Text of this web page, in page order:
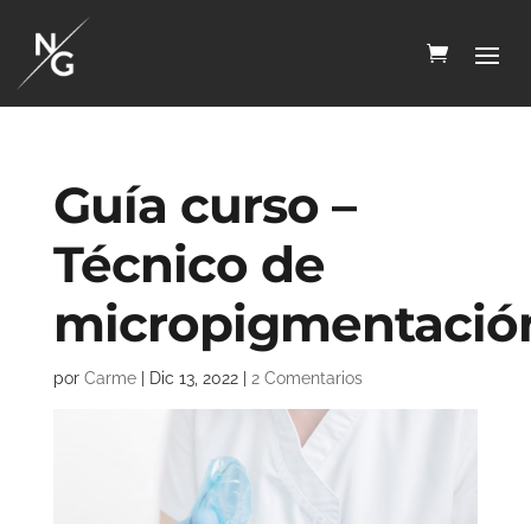
Guía curso –
Técnico de
por Carme| Dic 13, 2022| 2 Comentarios